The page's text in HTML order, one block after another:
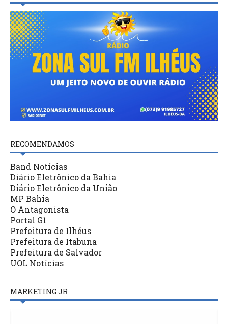
RECOMENDAMOS
Band Notícias
Diário Eletrônico da Bahia
Diário Eletrônico da União
MP Bahia
O Antagonista
Portal G1
Prefeitura de Ilhéus
Prefeitura de Itabuna
Prefeitura de Salvador
UOL Notícias
MARKETING JR